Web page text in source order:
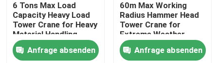
Qualitätskontrolle
Kontakt
6 Tons Max Load
Capacity Heavy Load
Tower Crane for Heavy
Material Handling
Requirements
Anfrage absenden
60m Max Working
Radius Hammer Head
Tower Crane for
Extreme Weather
Conditions
Construction
Anfrage absenden